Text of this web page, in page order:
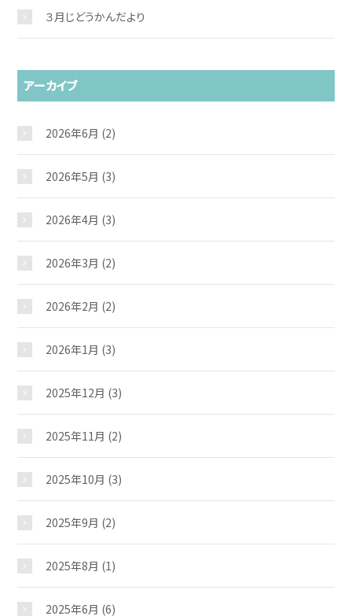
３月じどうかんだより
アーカイブ
2026年6月 (2)
2026年5月 (3)
2026年4月 (3)
2026年3月 (2)
2026年2月 (2)
2026年1月 (3)
2025年12月 (3)
2025年11月 (2)
2025年10月 (3)
2025年9月 (2)
2025年8月 (1)
2025年6月 (6)